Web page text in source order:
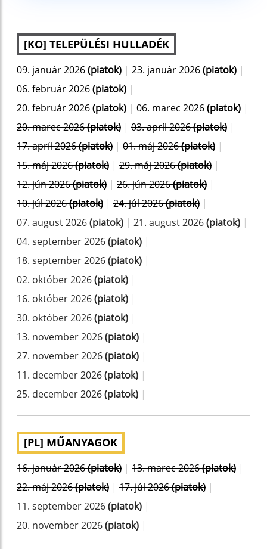
[KO] TELEPÜLÉSI HULLADÉK
09. január 2026(piatok) | 23. január 2026(piatok) |
06. február 2026(piatok) |
20. február 2026(piatok) | 06. marec 2026(piatok) |
20. marec 2026(piatok) | 03. apríl 2026(piatok) |
17. apríl 2026(piatok) | 01. máj 2026(piatok) |
15. máj 2026(piatok) | 29. máj 2026(piatok) |
12. jún 2026(piatok) | 26. jún 2026(piatok) |
10. júl 2026(piatok) | 24. júl 2026(piatok) |
07. august 2026(piatok) | 21. august 2026(piatok) |
04. september 2026(piatok) |
18. september 2026(piatok) |
02. október 2026(piatok) |
16. október 2026(piatok) |
30. október 2026(piatok) |
13. november 2026(piatok) |
27. november 2026(piatok) |
11. december 2026(piatok) |
25. december 2026(piatok) |
[PL] MŰANYAGOK
16. január 2026(piatok) | 13. marec 2026(piatok) |
22. máj 2026(piatok) | 17. júl 2026(piatok) |
11. september 2026(piatok) |
20. november 2026(piatok) |